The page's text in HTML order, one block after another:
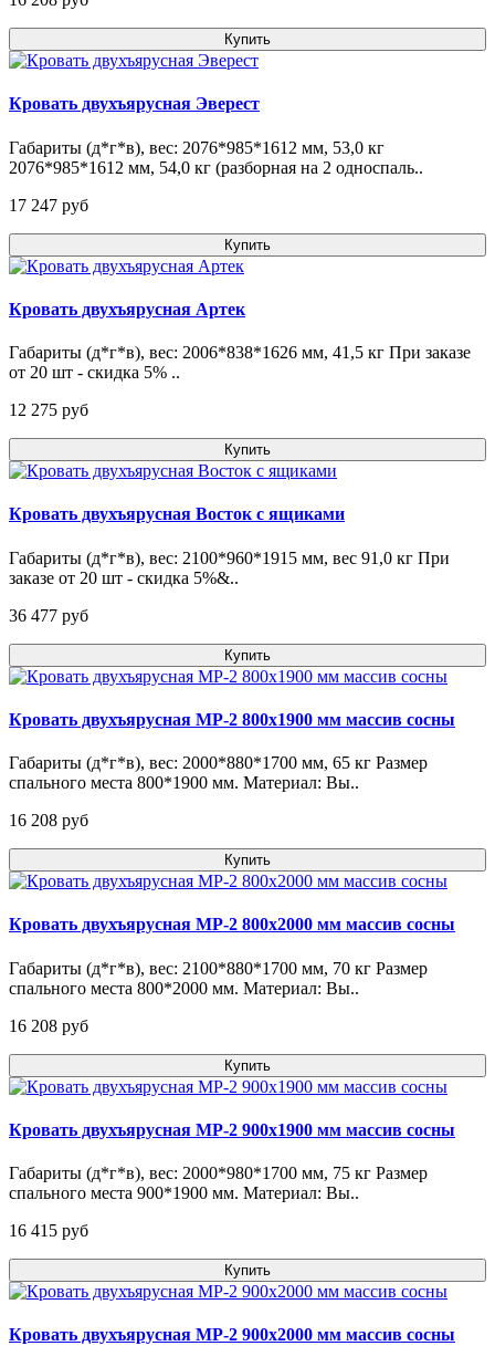
Купить
Кровать двухъярусная Эверест
Габариты (д*г*в), вес: 2076*985*1612 мм, 53,0 кг
2076*985*1612 мм, 54,0 кг (разборная на 2 односпаль..
17 247 pуб
Купить
Кровать двухъярусная Артек
Габариты (д*г*в), вес: 2006*838*1626 мм, 41,5 кг При заказе
от 20 шт - скидка 5% ..
12 275 pуб
Купить
Кровать двухъярусная Восток с ящиками
Габариты (д*г*в), вес: 2100*960*1915 мм, вес 91,0 кг При
заказе от 20 шт - скидка 5%&..
36 477 pуб
Купить
Кровать двухъярусная МР-2 800х1900 мм массив сосны
Габариты (д*г*в), вес: 2000*880*1700 мм, 65 кг Размер
спального места 800*1900 мм. Материал: Вы..
16 208 pуб
Купить
Кровать двухъярусная МР-2 800х2000 мм массив сосны
Габариты (д*г*в), вес: 2100*880*1700 мм, 70 кг Размер
спального места 800*2000 мм. Материал: Вы..
16 208 pуб
Купить
Кровать двухъярусная МР-2 900х1900 мм массив сосны
Габариты (д*г*в), вес: 2000*980*1700 мм, 75 кг Размер
спального места 900*1900 мм. Материал: Вы..
16 415 pуб
Купить
Кровать двухъярусная МР-2 900х2000 мм массив сосны